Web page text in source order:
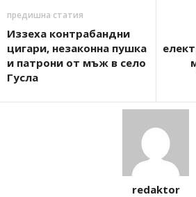
предишна статия
Иззеха контрабандни
цигари, незаконна пушка
и патрони от мъж в село
Гусла
redaktor